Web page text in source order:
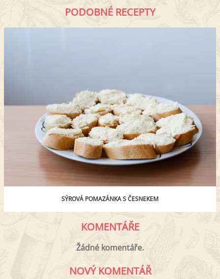
PODOBNÉ RECEPTY
SÝROVÁ POMAZÁNKA S ČESNEKEM
KOMENTÁŘE
Žádné komentáře.
NOVÝ KOMENTÁŘ